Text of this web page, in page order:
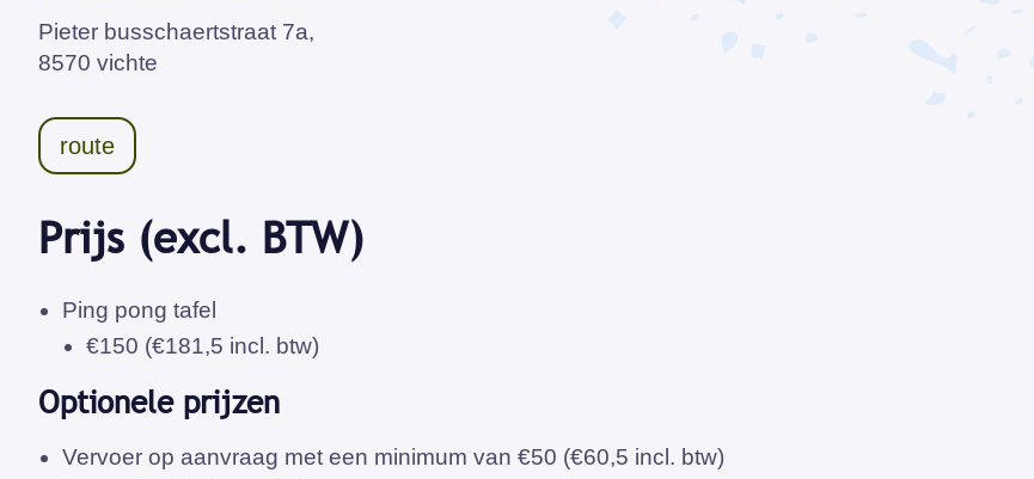
Pieter busschaertstraat 7a,
8570 vichte
route
Prijs (excl. BTW)
Ping pong tafel
€150 (€181,5 incl. btw)
Optionele prijzen
Vervoer op aanvraag met een minimum van €50 (€60,5 incl. btw)